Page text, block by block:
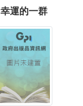
幸運的一群